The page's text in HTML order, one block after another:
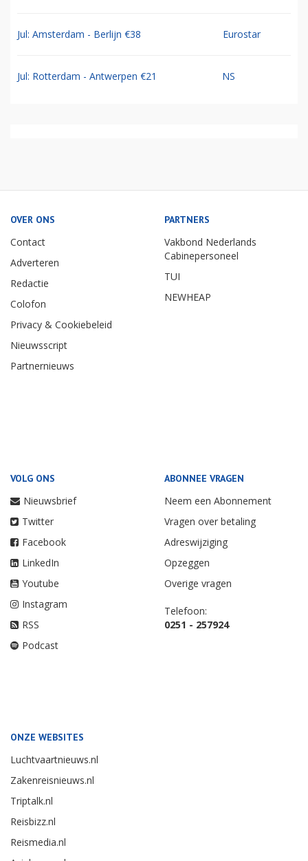
Jul: Amsterdam - Berlijn €38 Eurostar
Jul: Rotterdam - Antwerpen €21 NS
OVER ONS
Contact
Adverteren
Redactie
Colofon
Privacy & Cookiebeleid
Nieuwsscript
Partnernieuws
PARTNERS
Vakbond Nederlands
Cabinepersoneel
TUI
NEWHEAP
VOLG ONS
Nieuwsbrief
Twitter
Facebook
LinkedIn
Youtube
Instagram
RSS
Podcast
ABONNEE VRAGEN
Neem een Abonnement
Vragen over betaling
Adreswijziging
Opzeggen
Overige vragen
Telefoon:
0251 - 257924
ONZE WEBSITES
Luchtvaartnieuws.nl
Zakenreisnieuws.nl
Triptalk.nl
Reisbizz.nl
Reismedia.nl